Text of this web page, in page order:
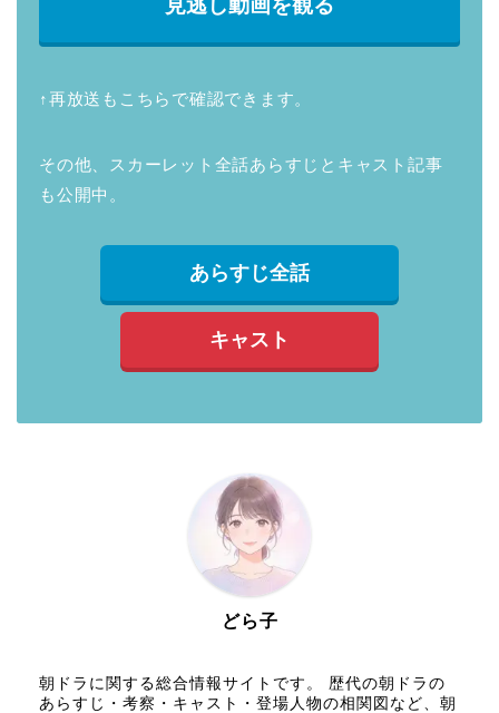
見逃し動画を観る
↑再放送もこちらで確認できます。
その他、スカーレット全話あらすじとキャスト記事
も公開中。
あらすじ全話
キャスト
どら子
朝ドラに関する総合情報サイトです。 歴代の朝ドラの
あらすじ・考察・キャスト・登場人物の相関図など、朝